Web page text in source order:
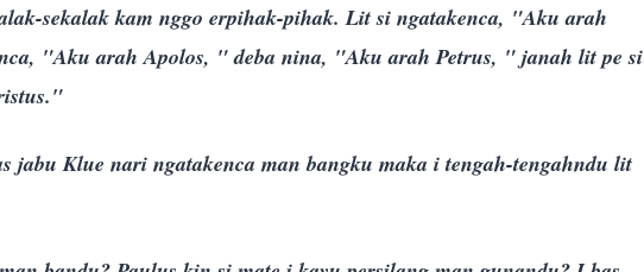
sekalak kam nggo erpihak-pihak. Lit si ngatakenca, "Aku arah
"Aku arah Apolos, " deba nina, "Aku arah Petrus, " janah lit pe si
jabu Klue nari ngatakenca man bangku maka i tengah-tengahndu lit